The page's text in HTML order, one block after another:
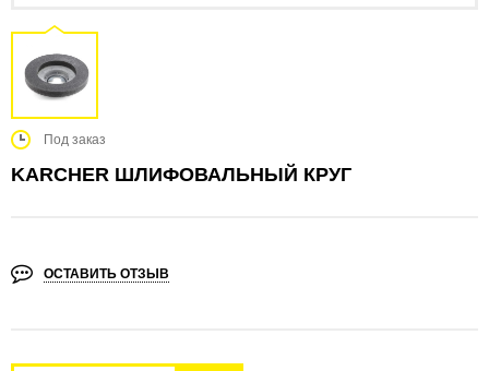
Под заказ
KARCHER ШЛИФОВАЛЬНЫЙ КРУГ
ОСТАВИТЬ ОТЗЫВ